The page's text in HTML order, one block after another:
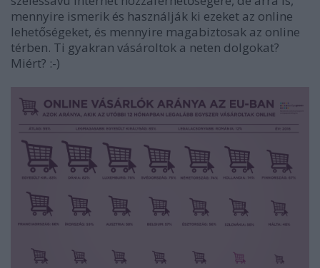
mennyire ismerik és használják ki ezeket az online
lehetőségeket, és mennyire magabiztosak az online
térben. Ti gyakran vásároltok a neten dolgokat?
Miért? :-)